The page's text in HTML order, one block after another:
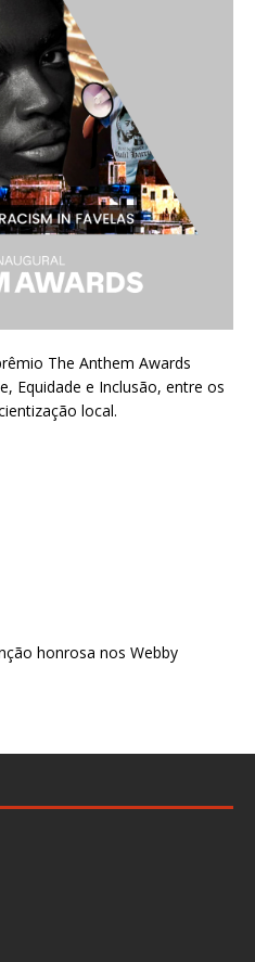
The Anthem Awards
Equidade e Inclusão, entre os
local.
honrosa nos Webby